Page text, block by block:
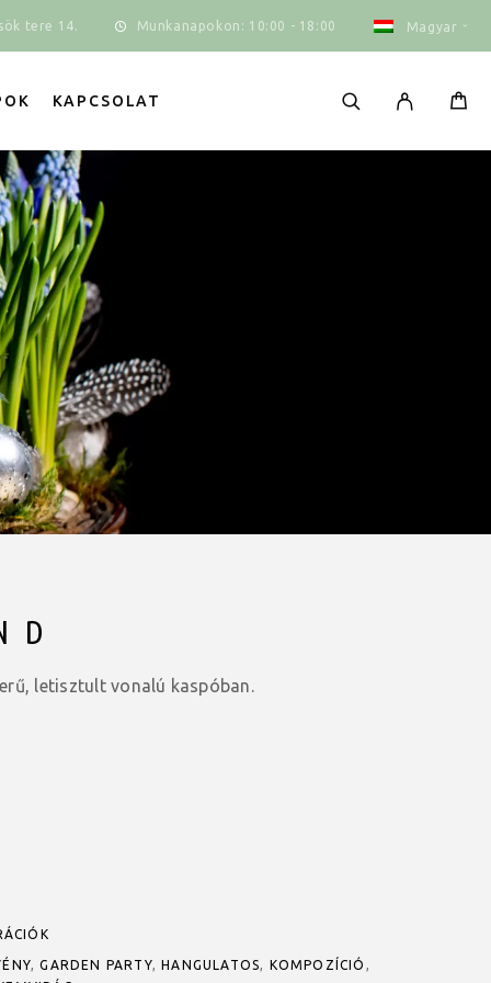
tere 14. Munkanapokon: 10:00 - 18:00 Magyar
KAPCSOLAT
letisztult vonalú kaspóban.
,GARDEN PARTY,HANGULATOS, KOMPOZÍCIÓ ,